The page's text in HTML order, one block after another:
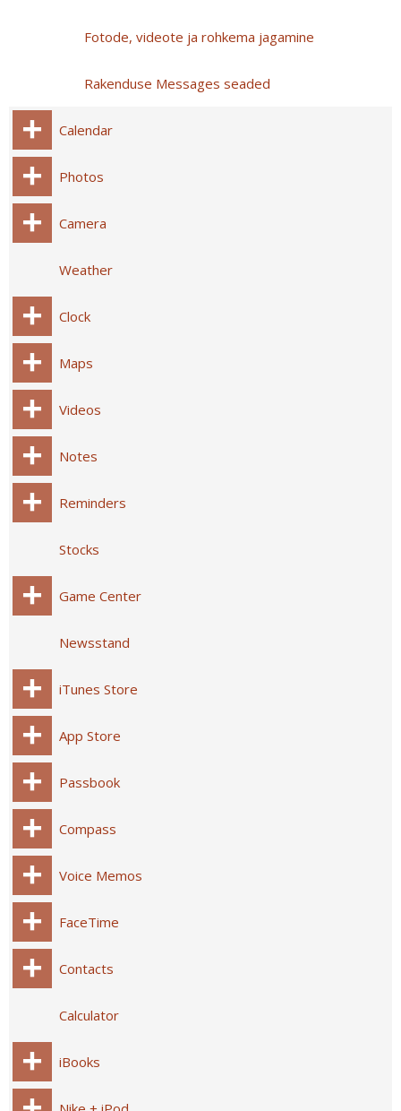
Fotode, videote ja rohkema jagamine
Rakenduse Messages seaded
Calendar
Photos
Camera
Weather
Clock
Maps
Videos
Notes
Reminders
Stocks
Game Center
Newsstand
iTunes Store
App Store
Passbook
Compass
Voice Memos
FaceTime
Contacts
Calculator
iBooks